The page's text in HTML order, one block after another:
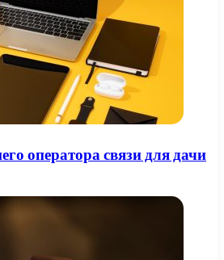
оператора связи для дачи